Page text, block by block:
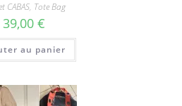
CABAS, Tote Bag
39,00 €
au panier